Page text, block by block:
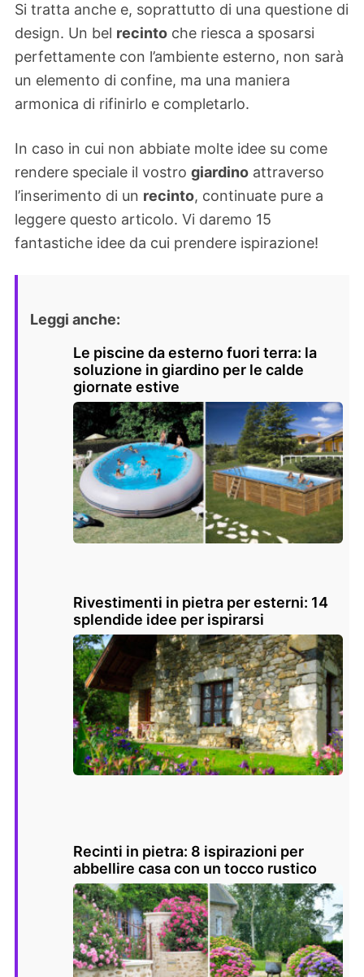
Si tratta anche e, soprattutto di una questione di
design. Un bel recinto che riesca a sposarsi
perfettamente con l’ambiente esterno, non sarà
un elemento di confine, ma una maniera
armonica di rifinirlo e completarlo.
In caso in cui non abbiate molte idee su come
rendere speciale il vostro giardino attraverso
l’inserimento di un recinto, continuate pure a
leggere questo articolo. Vi daremo 15
fantastiche idee da cui prendere ispirazione!
Leggi anche:
Le piscine da esterno fuori terra: la
soluzione in giardino per le calde
giornate estive
Rivestimenti in pietra per esterni: 14
splendide idee per ispirarsi
Recinti in pietra: 8 ispirazioni per
abbellire casa con un tocco rustico